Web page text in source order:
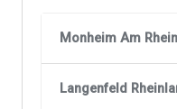
Monheim Am Rhein
Langenfeld